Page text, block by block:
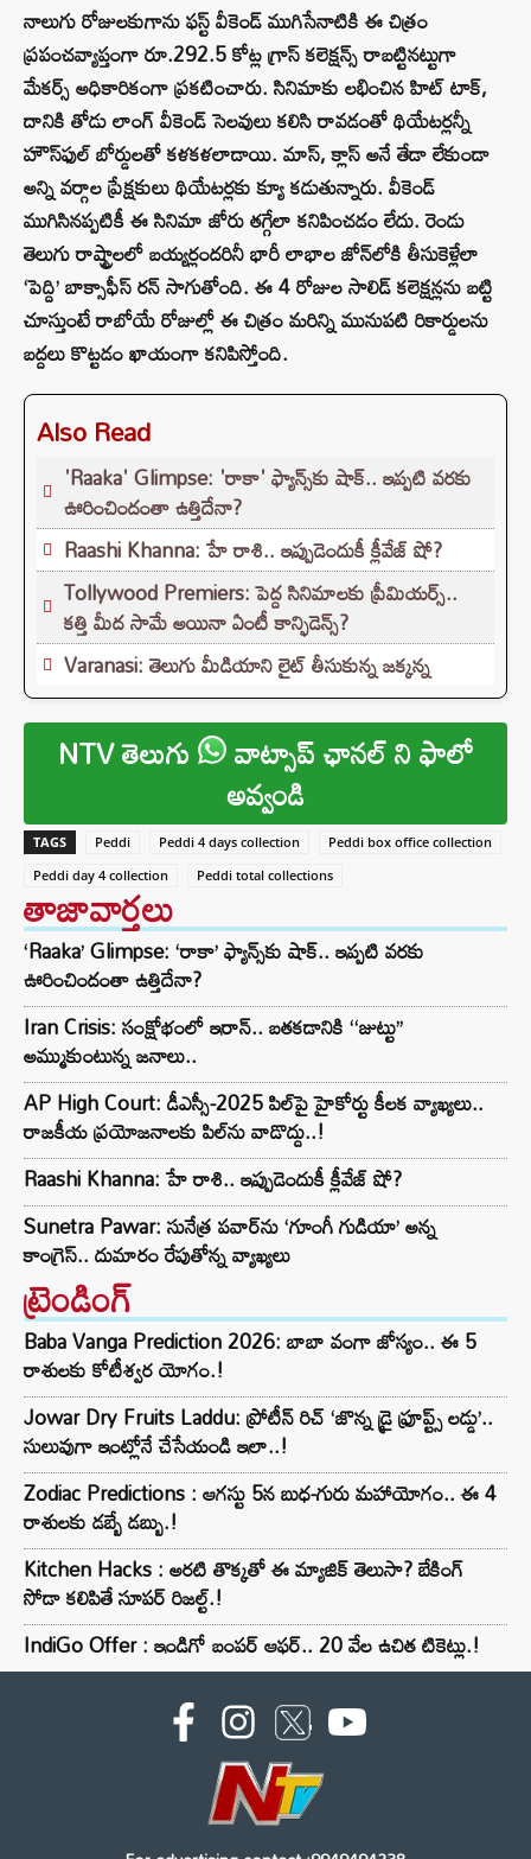
నాలుగు రోజులకుగాను ఫస్ట్ వీకెండ్‌ ముగిసేనాటికి ఈ చిత్రం
ప్రపంచవ్యాప్తంగా రూ.292.5 కోట్ల గ్రాస్ కలెక్షన్స్ రాబట్టినట్టుగా
మేకర్స్ అధికారికంగా ప్రకటించారు.సినిమాకు లభించిన హిట్ టాక్,
దానికి తోడు లాంగ్ వీకెండ్ సెలవులు కలిసి రావడంతో థియేటర్లన్నీ
హౌస్‌ఫుల్ బోర్డులతో కళకళలాడాయి.మాస్,క్లాస్ అనే తేడా లేకుండా
అన్ని వర్గాల ప్రేక్షకులు థియేటర్లకు క్యూ కడుతున్నారు.వీకెండ్
ముగిసినప్పటికీ ఈ సినిమా జోరు తగ్గేలా కనిపించడం లేదు.రెండు
తెలుగు రాష్ట్రాలలో బయ్యర్లందరినీ భారీ లాభాల జోన్‌లోకి తీసుకెళ్లేలా
‘పెద్ది’ బాక్సాఫీస్ రన్ సాగుతోంది.ఈ 4 రోజుల సాలిడ్ కలెక్షన్లను బట్టి
చూస్తుంటేరాబోయే రోజుల్లో ఈ చిత్రం మరిన్ని మునుపటి రికార్డులను
బద్దలు కొట్టడం ఖాయంగా కనిపిస్తోంది.
Also Read
'Raaka' Glimpse: 'రాకా' ఫ్యాన్స్‌కు షాక్.. ఇప్పటి వరకు
ఊరించిందంతా ఉత్తిదేనా?
Raashi Khanna: హే రాశి.. ఇప్పుడెందుకీ క్లీవేజ్ షో?
Tollywood Premiers: పెద్ద సినిమాలకు ప్రీమియర్స్..
కత్తి మీద సామే అయినా ఏంటీ కాన్ఫిడెన్స్?
Varanasi: తెలుగు మీడియాని లైట్ తీసుకున్న జక్కన్న
NTV తెలుగు వాట్సాప్ ఛానల్ ని ఫాలో
అవ్వండి
TAGS Peddi Peddi 4 days collection
Peddi box office collection
Peddi day 4 collection
Peddi total collections
తాజావార్తలు
‘Raaka’ Glimpse: ‘రాకా’ ఫ్యాన్స్‌కు షాక్.. ఇప్పటి వరకు
ఊరించిందంతా ఉత్తిదేనా?
Iran Crisis: సంక్షోభంలో ఇరాన్.. బతకడానికి ‘‘జుట్టు’’
అమ్ముకుంటున్న జనాలు..
AP High Court: డీఎస్సీ-2025 పిల్‌పై హైకోర్టు కీలక వ్యాఖ్యలు..
రాజకీయ ప్రయోజనాలకు పిల్‌ను వాడొద్దు..!
Raashi Khanna: హే రాశి.. ఇప్పుడెందుకీ క్లీవేజ్ షో?
Sunetra Pawar: సునేత్ర పవార్‌‌ను ‘గూంగీ గుడియా’ అన్న
కాంగ్రెస్.. దుమారం రేపుతోన్న వ్యాఖ్యలు
ట్రెండింగ్‌
Baba Vanga Prediction 2026: బాబా వంగా జోస్యం.. ఈ 5
రాశులకు కోటీశ్వర యోగం.!
Jowar Dry Fruits Laddu: ప్రోటీన్ రిచ్ ‘జొన్న డ్రై ఫ్రూప్ట్స్ లడ్డు’..
సులువుగా ఇంట్లోనే చేసేయండి ఇలా..!
Zodiac Predictions : ఆగస్టు 5న బుధ-గురు మహాయోగం.. ఈ 4
రాశులకు డబ్బే డబ్బు.!
Kitchen Hacks : అరటి తొక్కతో ఈ మ్యాజిక్ తెలుసా? బేకింగ్
సోడా కలిపితే సూపర్ రిజల్ట్.!
IndiGo Offer : ఇండిగో బంపర్ ఆఫర్.. 20 వేల ఉచిత టికెట్లు.!